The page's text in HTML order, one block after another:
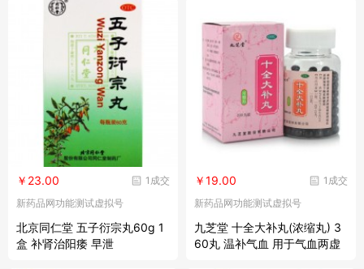
1成交
￥23.00
新药品网功能测试虚拟号
北京同仁堂 五子衍宗丸60g 1
盒 补肾治阳痿 早泄
1成交
￥19.00
新药品网功能测试虚拟号
九芝堂 十全大补丸(浓缩丸) 3
60丸 温补气血 用于气血两虚